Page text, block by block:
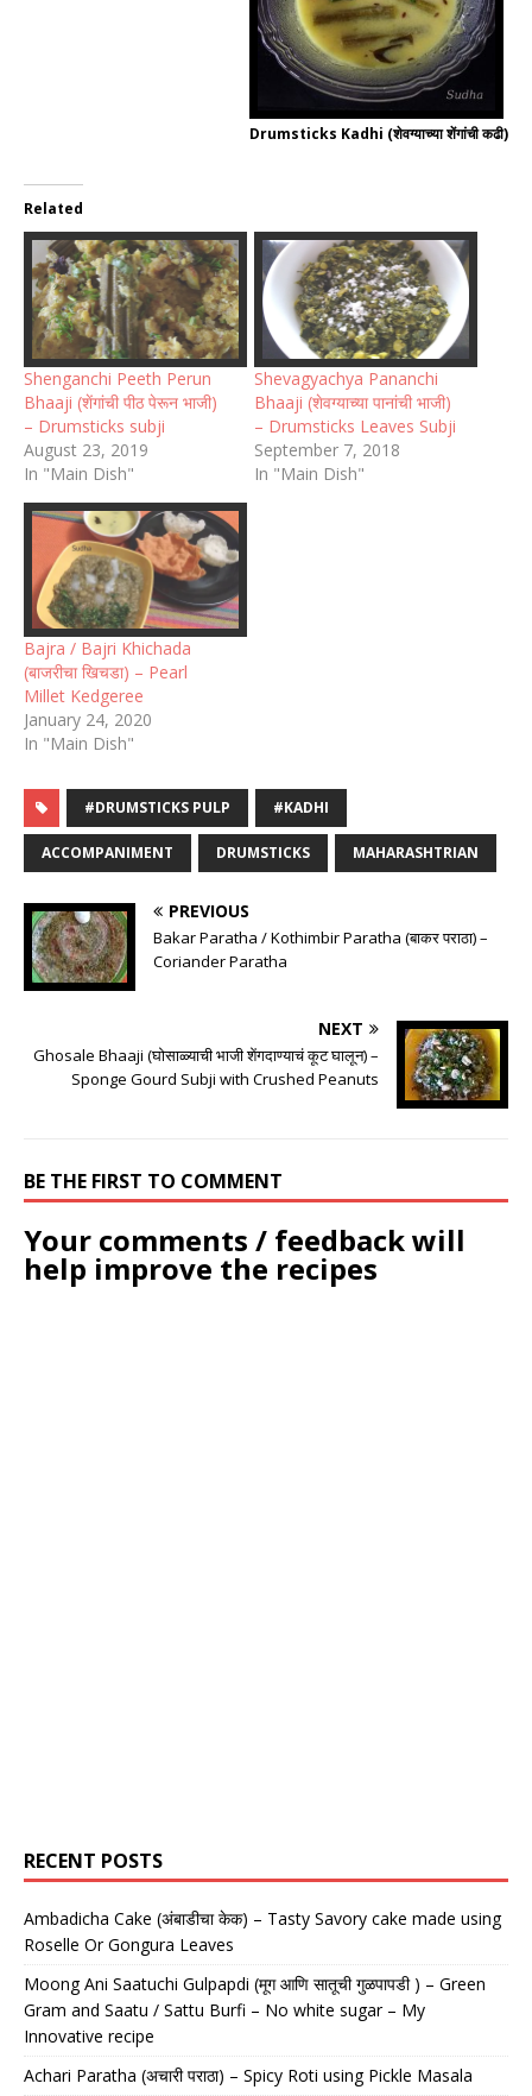
Drumsticks Kadhi (शेवग्याच्या शेंगांची कढी)
Related
Shenganchi Peeth Perun
Bhaaji (शेंगांची पीठ पेरून भाजी)
– Drumsticks subji
August 23, 2019
In "Main Dish"
Shevagyachya Pananchi
Bhaaji (शेवग्याच्या पानांची भाजी)
– Drumsticks Leaves Subji
September 7, 2018
In "Main Dish"
Bajra / Bajri Khichada
(बाजरीचा खिचडा) – Pearl
Millet Kedgeree
January 24, 2020
In "Main Dish"
#DRUMSTICKS PULP #KADHI
ACCOMPANIMENT DRUMSTICKS MAHARASHTRIAN
PREVIOUS
Bakar Paratha / Kothimbir Paratha (बाकर पराठा) –
Coriander Paratha
NEXT
Ghosale Bhaaji (घोसाळ्याची भाजी शेंगदाण्याचं कूट घालून) –
Sponge Gourd Subji with Crushed Peanuts
BE THE FIRST TO COMMENT
Your comments / feedback will
help improve the recipes
RECENT POSTS
Ambadicha Cake (अंबाडीचा केक) – Tasty Savory cake made using
Roselle Or Gongura Leaves
Moong Ani Saatuchi Gulpapdi (मूग आणि सातूची गुळपापडी ) – Green
Gram and Saatu / Sattu Burfi – No white sugar – My
Innovative recipe
Achari Paratha (अचारी पराठा) – Spicy Roti using Pickle Masala